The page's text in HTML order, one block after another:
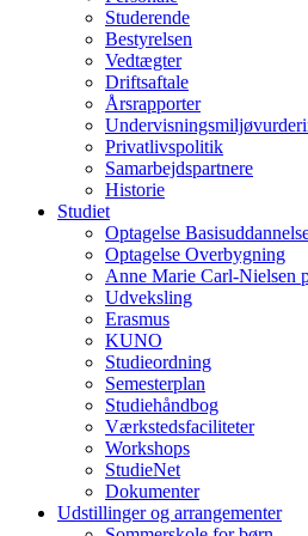
Studerende
Bestyrelsen
Vedtægter
Driftsaftale
Årsrapporter
Privatlivspolitik
Samarbejdspartnere
Historie
Studiet
Optagelse
Optagelse Overbygning
Anne Marie Carl-Nielsen
Udveksling
Erasmus
KUNO
Studieordning
Semesterplan
Studiehåndbog
Værkstedsfaciliteter
Workshops
StudieNet
Dokumenter
Udstillinger og arrangementer